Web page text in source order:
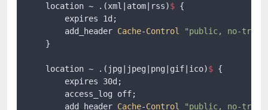
    location ~ .(xml|
atom |rss)$ {
        expires 1d;
        add_header
Cache-Control
"public, no-
    }
    location ~ .(jpg|
jpeg |png| gif |ico)$ {
        expires 30d;
        access_log off;
        add_header
Cache-Control
"public, no-